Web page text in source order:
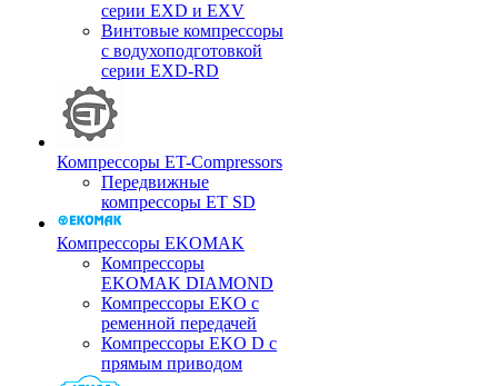
серии EXD и EXV
Винтовые компрессоры
с водухоподготовкой
серии EXD-RD
Компрессоры ET-Compressors
Передвижные
компрессоры ET SD
Компрессоры EKOMAK
Компрессоры
EKOMAK DIAMOND
Компрессоры EKO c
ременной передачей
Компрессоры EKO D с
прямым приводом